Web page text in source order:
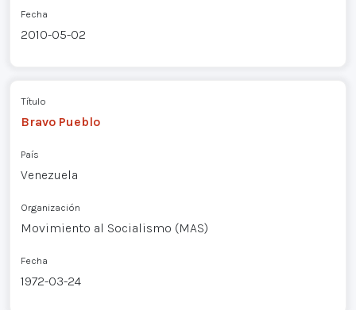
Fecha
2010-05-02
Título
Bravo Pueblo
País
Venezuela
Organización
Movimiento al Socialismo (MAS)
Fecha
1972-03-24